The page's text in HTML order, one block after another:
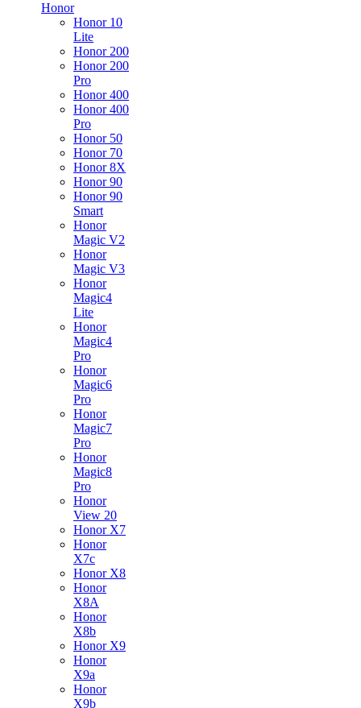
Honor
Honor 10
Lite
Honor 200
Honor 200
Pro
Honor 400
Honor 400
Pro
Honor 50
Honor 70
Honor 8X
Honor 90
Honor 90
Smart
Honor
Magic V2
Honor
Magic V3
Honor
Magic4
Lite
Honor
Magic4
Pro
Honor
Magic6
Pro
Honor
Magic7
Pro
Honor
Magic8
Pro
Honor
View 20
Honor X7
Honor
X7c
Honor X8
Honor
X8A
Honor
X8b
Honor X9
Honor
X9a
Honor
X9b